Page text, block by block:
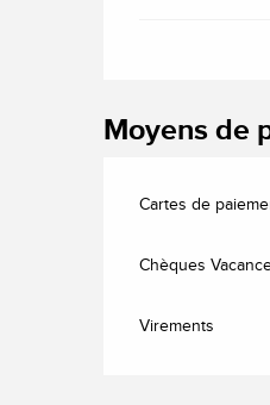
Moyens de
Cartes de
Chèques
Virements